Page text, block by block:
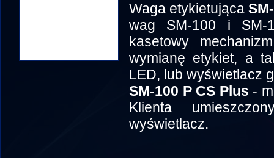
Waga etykietująca
wag SM-100 i SM-
kasetowy
wymianę etykiet, a
LED, lub wyświetlacz
SM-100 P CS Plus -
Klienta
wyświetlacz.